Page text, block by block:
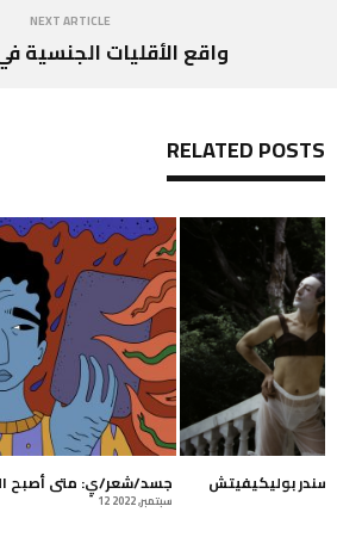
NEXT ARTICLE
واقع الأقليات الجنسية
RELATED POSTS
جسد/شعر/يِ: متى أصبح
12 سبتمبر, 2022
بوليكيفيتش